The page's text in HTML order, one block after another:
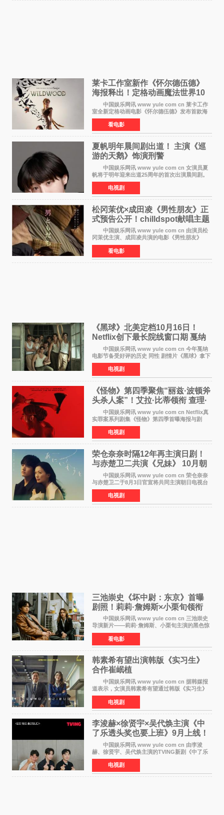
莱卡工作室新作《怀尔德伍德》
海报释出！定格动画魔法世界10
月开启
中国娱乐网讯 www yule com cn 莱卡工作
室全新定格动画电影《怀尔德伍德》发布首款海
报，女孩为找回弟弟走入黑暗、宏大的林中魔法
世界，一场关于勇气与亲情的奇幻冒险即将展
开。 本片由特
看电影
夏帆明年晨间剧出道！ 主演《巡
游的天鹅》饰演刑警
中国娱乐网讯 www yule com cn 女演员夏
帆将于明年迎来出道25周年的首次出演晨间剧。
NHK于8月4日宣布她将出演明年（2027年度）上
半期的晨间剧《巡游的天鹅》，饰演与女主角森
田望智饰演的生
电视剧
松冈茉优×成田凌《男性朋友》正
式预告公开！chilldspot献唱主题
中国娱乐网讯 www yule com cn 由演员松
冈茉优主演、成田凌共演的电影《男性朋友》
（三岛有纪子执导，11月6日上映）于8月5日公开
正式视觉图与正式预告片。同时，三人乐队
chilldspot为该片创
看电影
《黑球》北美定档10月16日！
Netflix创下最长院线窗口期 戛纳
最佳导演加持
中国娱乐网讯 www yule com cn 今年戛纳
电影节备受好评的历史 同性 剧情片《黑球》拿下
Netflix美国发行电影的最长院线放映期——该片
最新定档今年10月16日美国影院上映（此前定档
11月6日，如
电视剧
《怪物》第四季聚焦“丽兹·波顿斧
头杀人案”！艾拉·比蒂领衔 查理·
汉纳姆、莎拉·保
中国娱乐网讯 www yule com cn Netflix真
实罪案系列剧集《怪物》第四季首曝海报与剧
照，聚焦鹅妈妈童谣亦有记载的著名血腥杀人案
——丽兹·波顿砍死生父与继母案。 本季由艾
拉·比蒂饰
电视剧
荣仓奈奈时隔12年再主演日剧！
与赤楚卫二共演《兄妹》 10月朝
日新档开播
中国娱乐网讯 www yule com cn 荣仓奈奈
与赤楚卫二于8月3日官宣将共同主演朝日电视台
日剧《兄妹》（10月开播，每周六晚10点播
出）。这也是荣仓奈奈继TBS剧集《为了N》之
后，暌违12年再度担
电视剧
三池崇史《坏中尉：东京》首曝
剧照！莉莉·詹姆斯×小栗旬领衔
黑色惊悚再升级
中国娱乐网讯 www yule com cn 三池崇史
导演新片——莉莉·詹姆斯、小栗旬主演的黑色惊
悚电影《坏中尉：东京》首曝剧照。继阿贝尔·费
拉拉&times;哈威·凯特尔的1992年《坏中尉》和
沃纳·赫
看电影
韩素希有望出演韩版《实习生》
合作崔岷植
中国娱乐网讯 www yule com cn 据韩媒报
道表示，女演员韩素希有望通过韩版《实习生》
回归荧幕，合作前辈演员崔岷植。 根据消息
表示，演员韩素希目前已经结束了电视剧《Y计
划》的拍摄工
电视剧
李浚赫×徐贤宇×吴代焕主演《中
了乐透头奖也要上班》9月上线！
TVING先网后台
中国娱乐网讯 www yule com cn 由李浚
赫、徐贤宇、吴代焕主演的TVING新剧《中了乐
透头奖也要上班》定档9月10日播出，随后于9月
14日起登陆tvN月火档，实现先网后台双平台播出
模式。 本剧改
电视剧